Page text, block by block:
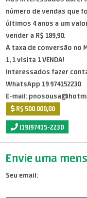
número de vendas que
últimos 4 anos a um
vender a R$ 189,90.
A taxa de conversão no
1, 1 visita 1 VENDA!
Interessados fazer
WhatsApp 19 974152230
E-mail:
R$ 500.000,00
(19)97415-2230
Envie uma
Seu email: